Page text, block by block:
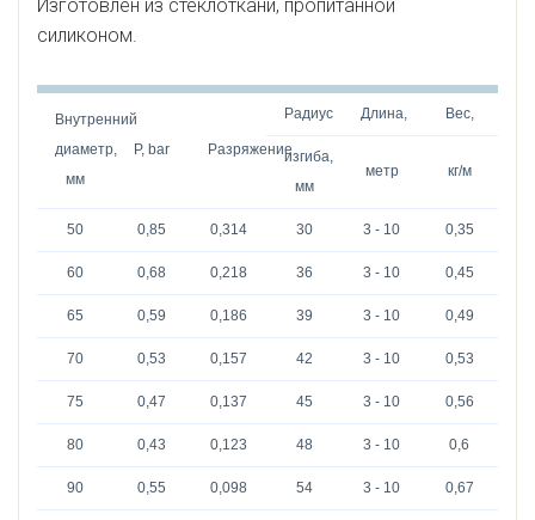
Изготовлен из стеклоткани, пропитанной
силиконом.
Внутренний
диаметр,
мм
Р, bar Разряжение
Радиус Длина, Вес,
изгиба,
мм
метр кг/м
50 0,85 0,314 30 3 - 10 0,35
60 0,68 0,218 36 3 - 10 0,45
65 0,59 0,186 39 3 - 10 0,49
70 0,53 0,157 42 3 - 10 0,53
75 0,47 0,137 45 3 - 10 0,56
80 0,43 0,123 48 3 - 10 0,6
90 0,55 0,098 54 3 - 10 0,67